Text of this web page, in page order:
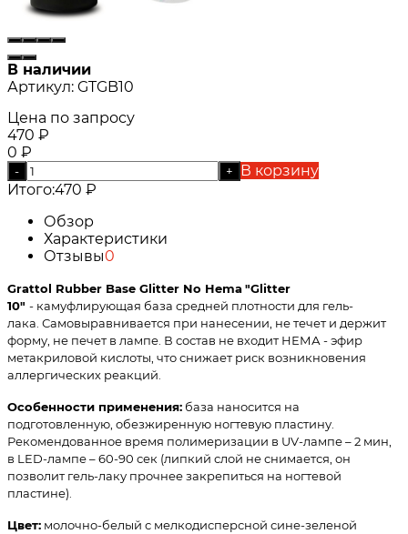
В наличии
Артикул: GTGB10
Цена по запросу
470 ₽
0 ₽
- +
В корзину
Итого:470 ₽
Обзор
Характеристики
Отзывы0
Grattol Rubber Base Glitter No Hema"Glitter
10" - камуфлирующая база средней плотности для гель-
лака. Самовыравнивается при нанесении, не течет и держит
форму, не печет в лампе. В состав не входит НЕМА - эфир
метакриловой кислоты, что снижает риск возникновения
аллергических реакций.
Особенности применения: база наносится на
подготовленную, обезжиренную ногтевую пластину.
Рекомендованное время полимеризации в UV-лампе – 2 мин,
в LED-лампе – 60-90 сек (липкий слой не снимается, он
позволит гель-лаку прочнее закрепиться на ногтевой
пластине).
Цвет: молочно-белый с мелкодисперсной сине-зеленой